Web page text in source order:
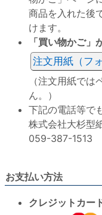
商品を入れた後
けます。
「買い物かご
注文用紙（フ
（注文用紙で
ん。）
下記の電話等で
株式会社大杉
059-387-1513
お支払い方法
クレジットカー